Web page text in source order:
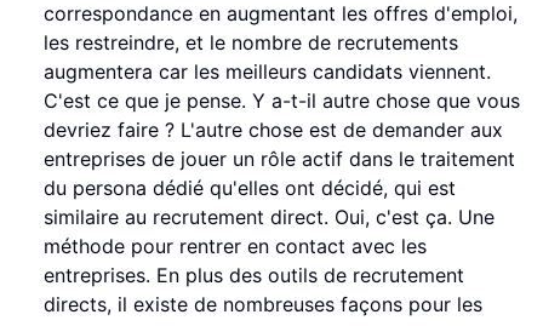
correspondance en augmentant les offres d'emploi,
les restreindre, et le nombre de recrutements
augmentera car les meilleurs candidats viennent.
C'est ce que je pense. Y a-t-il autre chose que vous
devriez faire ? L'autre chose est de demander aux
entreprises de jouer un rôle actif dans le traitement
du persona dédié qu'elles ont décidé, qui est
similaire au recrutement direct. Oui, c'est ça. Une
méthode pour rentrer en contact avec les
entreprises. En plus des outils de recrutement
directs, il existe de nombreuses façons pour les